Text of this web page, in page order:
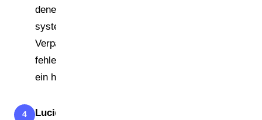
denen Sie
systembeteiligungspflichtige
Verpackungen vertreiben —
fehlende Markennamen sind
ein häufiger Fehler.
4
Lucid-Nummer